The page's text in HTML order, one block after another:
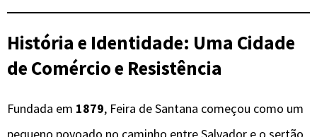
História e Identidade: Uma Cidade
de Comércio e Resistência
Fundada em 1879, Feira de Santana começou como um